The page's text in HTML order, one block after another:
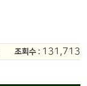
조회수 : 131,713